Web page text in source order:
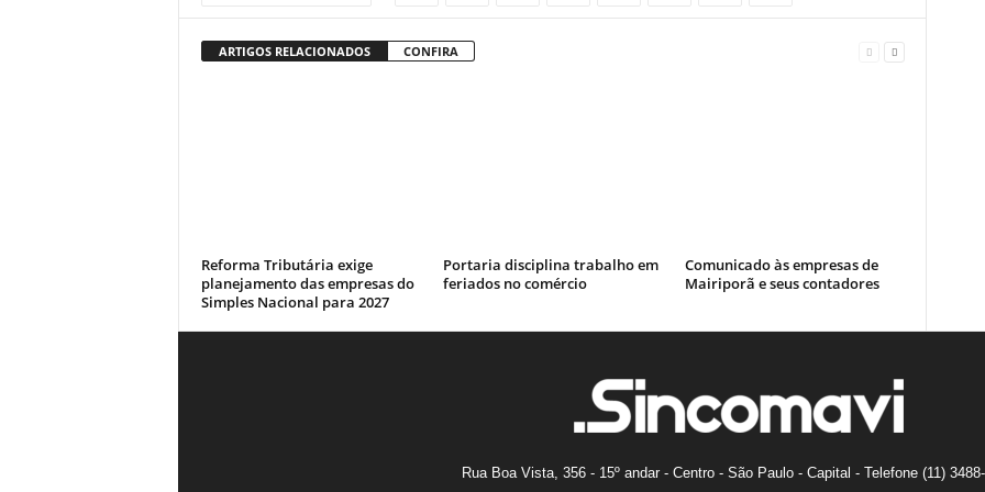
ARTIGOS RELACIONADOS CONFIRA
Reforma Tributária exige
planejamento das empresas do
Simples Nacional para 2027
Portaria disciplina trabalho em
feriados no comércio
Comunicado às empresas de
Mairiporã e seus contadores
Rua Boa Vista, 356 - 15º andar - Centro - São Paulo - Capital - Telefone (11)